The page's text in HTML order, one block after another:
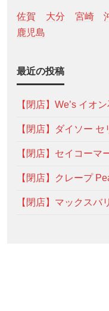
佐賀 大分 宮崎
鹿児島
最近の投稿
【閉店】We’s イオ
【閉店】ダイソー
【閉店】セイコーマ
【閉店】クレープ
【閉店】マックスバ